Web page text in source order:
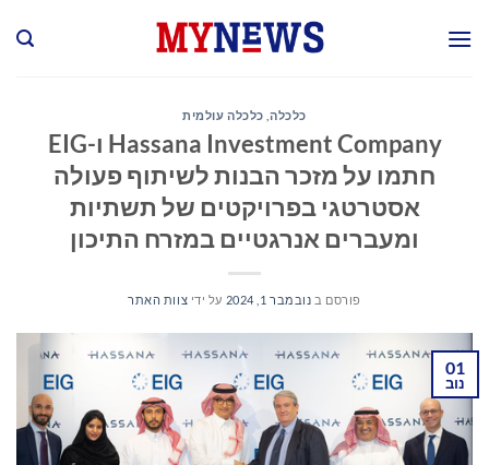
כלכלה, כלכלה עולמית
Hassana Investment Company ו-EIG
חתמו על מזכר הבנות לשיתוף פעולה
אסטרטגי בפרויקטים של תשתיות
ומעברים אנרגטיים במזרח התיכון
פורסם ב נובמבר 1, 2024 על ידי צוות האתר
01
נוב